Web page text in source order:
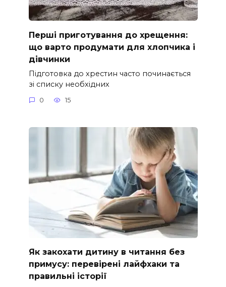
Перші приготування до хрещення:
що варто продумати для хлопчика і
дівчинки
Підготовка до хрестин часто починається
зі списку необхідних
0 15
Як закохати дитину в читання без
примусу: перевірені лайфхаки та
правильні історії